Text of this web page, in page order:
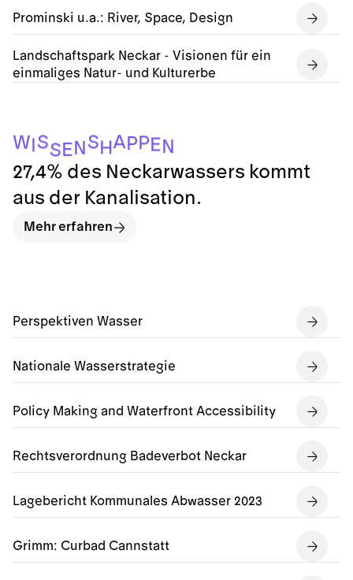
Prominski u.a.: River, Space, Design
Landschaftspark Neckar - Visionen für ein
einmaliges Natur- und Kulturerbe
Perspektiven Wasser
Nationale Wasserstrategie
Policy Making and Waterfront Accessibility
Rechtsverordnung Badeverbot Neckar
Lagebericht Kommunales Abwasser 2023
Grimm: Curbad Cannstatt
W SSENSHA PP E N
27,4% des Neckarwassers kommt
aus der Kanalisation.
Mehr erfahren